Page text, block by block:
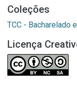
Coleções
TCC - Bacharelado
Licença